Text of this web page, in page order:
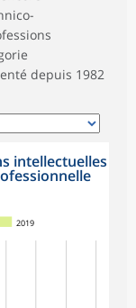
depuis 1982
intellectuelles
2019